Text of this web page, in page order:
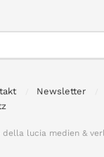
Newsletter
lucia medien &